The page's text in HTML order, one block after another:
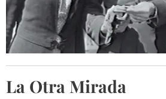
La Otra Mirada